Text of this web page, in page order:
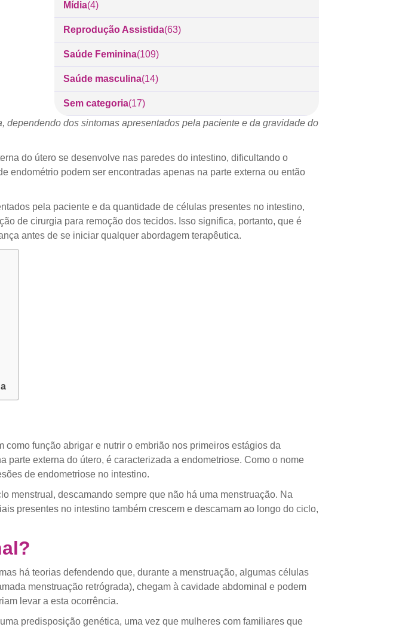
Mídia(4)
Reprodução Assistida(63)
Saúde Feminina(109)
Saúde masculina(14)
Sem categoria(17)
dos sintomas apresentados pela paciente e da gravidade do
do útero se desenvolve nas paredes do intestino, dificultando o
endométrio podem ser encontradas apenas na parte externa ou então
pela paciente e da quantidade de células presentes no intestino,
de cirurgia para remoção dos tecidos. Isso significa, portanto, que é
antes de se iniciar qualquer abordagem terapêutica.
função abrigar e nutrir o embrião nos primeiros estágios da
externa do útero, é caracterizada a endometriose. Como o nome
de endometriose no intestino.
menstrual, descamando sempre que não há uma menstruação. Na
presentes no intestino também crescem e descamam ao longo do ciclo,
há teorias defendendo que, durante a menstruação, algumas células
menstruação retrógrada), chegam à cavidade abdominal e podem
levar a esta ocorrência.
predisposição genética, uma vez que mulheres com familiares que